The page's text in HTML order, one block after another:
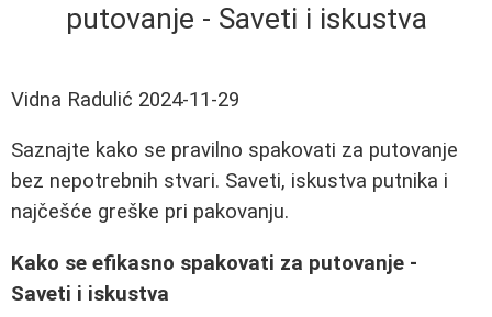
putovanje - Saveti i iskustva
Vidna Radulić 2024-11-29
Saznajte kako se pravilno spakovati za putovanje
bez nepotrebnih stvari. Saveti, iskustva putnika i
najčešće greške pri pakovanju.
Kako se efikasno spakovati za putovanje -
Saveti i iskustva